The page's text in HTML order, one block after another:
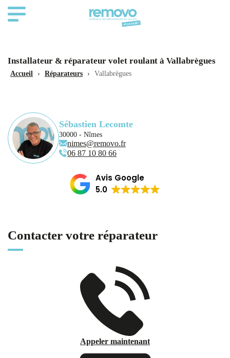
Installateur & réparateur volet roulant à Vallabrègues
Accueil › Réparateurs › Vallabrègues
Sébastien Lecomte
30000 - Nîmes
nimes@removo.fr
06 87 10 80 66
Avis Google
5.0
Contacter votre réparateur
Appeler maintenant